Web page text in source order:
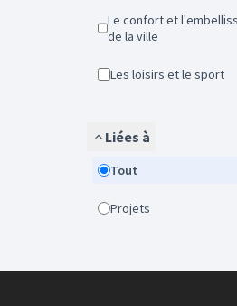
Le confort et l'embellissement
de la ville
Les loisirs et le sport
Liées à
Tout
Projets